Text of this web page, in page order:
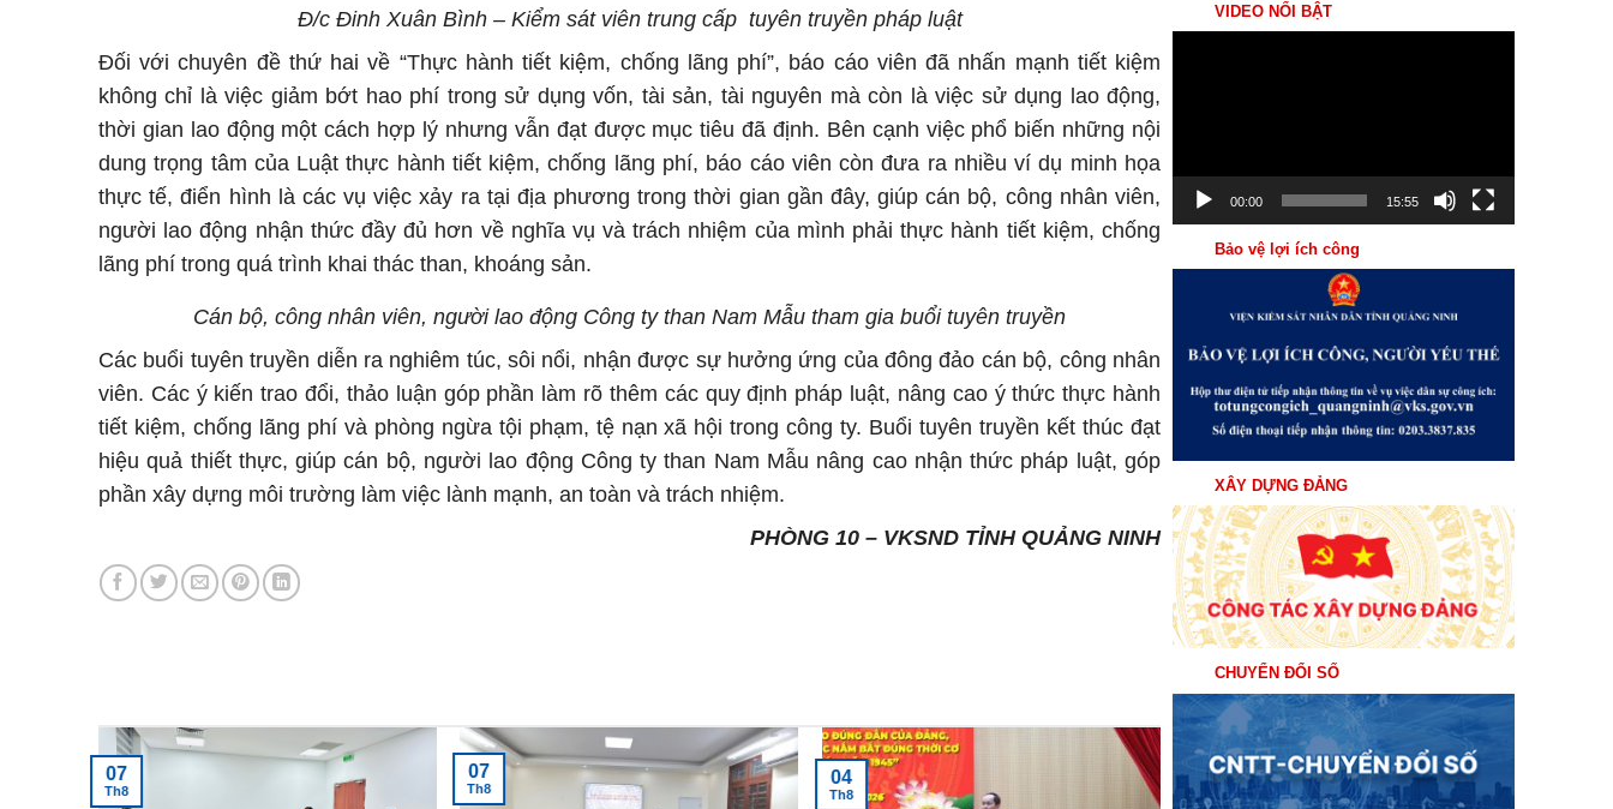
Đ/c Đinh Xuân Bình – Kiểm sát viên trung cấp tuyên truyền pháp luật
Đối với chuyên đề thứ hai về “Thực hành tiết kiệm, chống lãng phí”, báo cáo viên đã nhấn mạnh tiết kiệm
không chỉ là việc giảm bớt hao phí trong sử dụng vốn, tài sản, tài nguyên mà còn là việc sử dụng lao động,
thời gian lao động một cách hợp lý nhưng vẫn đạt được mục tiêu đã định. Bên cạnh việc phổ biến những nội
dung trọng tâm của Luật thực hành tiết kiệm, chống lãng phí, báo cáo viên còn đưa ra nhiều ví dụ minh họa
thực tế, điển hình là các vụ việc xảy ra tại địa phương trong thời gian gần đây, giúp cán bộ, công nhân viên,
người lao động nhận thức đầy đủ hơn về nghĩa vụ và trách nhiệm của mình phải thực hành tiết kiệm, chống
lãng phí trong quá trình khai thác than, khoáng sản.
Cán bộ, công nhân viên, người lao động Công ty than Nam Mẫu tham gia buổi tuyên truyền
Các buổi tuyên truyền diễn ra nghiêm túc, sôi nổi, nhận được sự hưởng ứng của đông đảo cán bộ, công nhân
viên. Các ý kiến trao đổi, thảo luận góp phần làm rõ thêm các quy định pháp luật, nâng cao ý thức thực hành
tiết kiệm, chống lãng phí và phòng ngừa tội phạm, tệ nạn xã hội trong công ty. Buổi tuyên truyền kết thúc đạt
hiệu quả thiết thực, giúp cán bộ, người lao động Công ty than Nam Mẫu nâng cao nhận thức pháp luật, góp
phần xây dựng môi trường làm việc lành mạnh, an toàn và trách nhiệm.
PHÒNG 10 – VKSND TỈNH QUẢNG NINH
07
Th8
07
Th8
04
Th8
04
Th8
VIDEO NỔI BẬT
00:00 15:55
Bảo vệ lợi ích công
XÂY DỰNG ĐẢNG
CHUYỂN ĐỔI SỐ